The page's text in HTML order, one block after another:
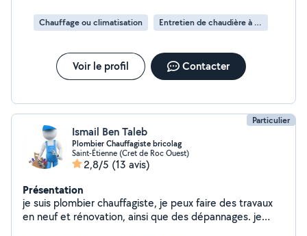
Chauffage ou climatisation Entretien de chaudière à gaz
Voir le profil Contacter
Particulier
Ismail Ben Taleb
Plombier Chauffagiste bricolag
Saint-Étienne (Cret de Roc Ouest)
2,8/5 (13 avis)
Présentation
je suis plombier chauffagiste, je peux faire des travaux
en neuf et rénovation, ainsi que des dépannages. je